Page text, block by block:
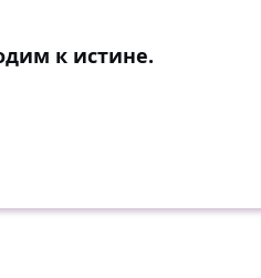
к истине.